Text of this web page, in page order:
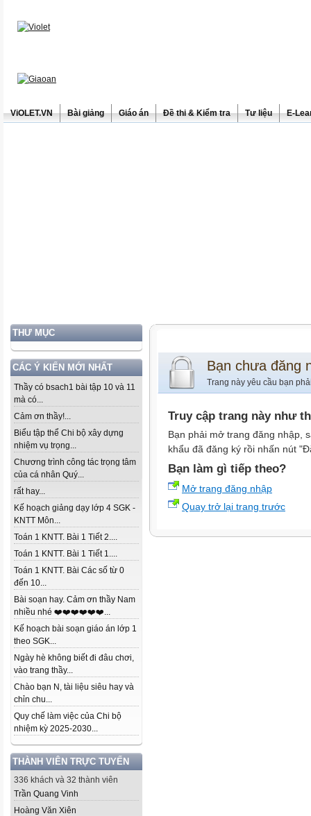
ViOLET.VN Bài giảng Giáo án Đề thi & Kiểm tra Tư liệu E-
THƯ MỤC
CÁC Ý KIẾN MỚI NHẤT
Thầy có bsach1 bài tập 10 và 11
mà có...
Cảm ơn thầy!...
Biểu tập thể Chi bộ xây dựng
nhiệm vụ trọng...
Chương trình công tác trọng tâm
của cá nhân Quý...
rất hay...
Kế hoạch giảng dạy lớp 4 SGK -
KNTT Môn...
Toán 1 KNTT. Bài 1 Tiết 2....
Toán 1 KNTT. Bài 1 Tiết 1....
Toán 1 KNTT. Bài Các số từ 0
đến 10...
Bài soạn hay. Cảm ơn thầy Nam
nhiều nhé ❤️❤️❤️❤️❤️❤️...
Kế hoạch bài soạn giáo án lớp 1
theo SGK...
Ngày hè không biết đi đâu chơi,
vào trang thầy...
Chào bạn N, tài liệu siêu hay và
chỉn chu...
Quy chế làm việc của Chi bộ
nhiệm kỳ 2025-2030...
THÀNH VIÊN TRỰC TUYẾN
336 khách và 32 thành viên
Trần Quang Vinh
Hoàng Văn Xiên
Bạn chưa đăng
Trang này yêu cầu bạn
Truy cập trang này như
Bạn phải mở trang đăng nhập,
khẩu đã đăng ký rồi nhấn nút
Bạn làm gì tiếp theo?
Mở trang đăng nhập
Quay trở lại trang trước